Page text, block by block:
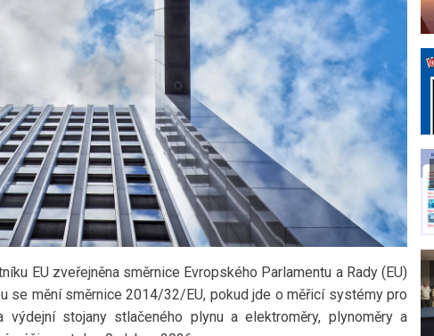
EU zveřejněna směrnice Evropského Parlamentu a Rady (EU)
se mění směrnice 2014/32/EU, pokud jde o měřicí systémy pro
stojany stlačeného plynu a elektroměry, plynoměry a